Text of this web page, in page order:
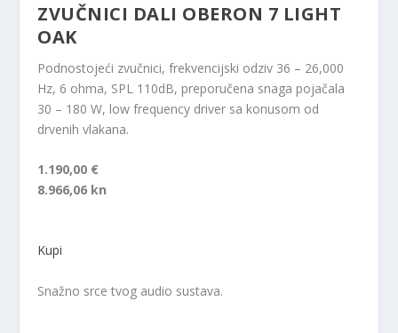
ZVUČNICI DALI OBERON 7 LIGHT
OAK
Podnostojeći zvučnici, frekvencijski odziv 36 – 26,000
Hz, 6 ohma, SPL 110dB, preporučena snaga pojačala
30 – 180 W, low frequency driver sa konusom od
drvenih vlakana.
1.190,00 €
8.966,06 kn
Kupi
Snažno srce tvog audio sustava.